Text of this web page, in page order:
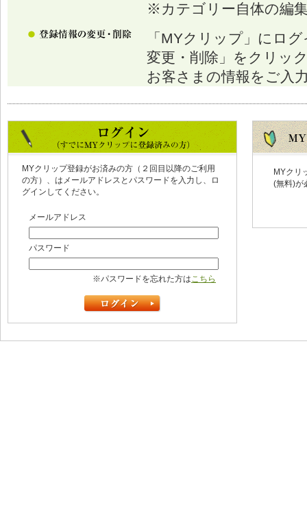
※カテゴリー自体の編
「MYクリップ」にロ
変更・削除」をクリッ
お客さまの情報をご入
MYクリップ登録がお済みの方（２回目以降のご利用
の方）、はメールアドレスとパスワードを入力し、ロ
グインしてください。
メールアドレス
パスワード
※パスワードを忘れた方はこちら
MYクリ
(無料)が